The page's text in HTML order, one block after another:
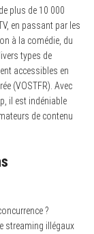
plus de 10 000
en passant par les
à la comédie, du
types de
accessibles en
(VOSTFR). Avec
il est indéniable
de contenu
?
streaming illégaux